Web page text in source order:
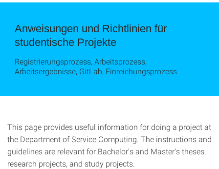
Anweisungen und Richtlinien für
studentische Projekte
Registrierungsprozess, Arbeitsprozess,
Arbeitsergebnisse, GitLab, Einreichungsprozess
This page provides useful information for doing a project at
the Department of Service Computing. The instructions and
guidelines are relevant for Bachelor's and Master's theses,
research projects, and study projects.